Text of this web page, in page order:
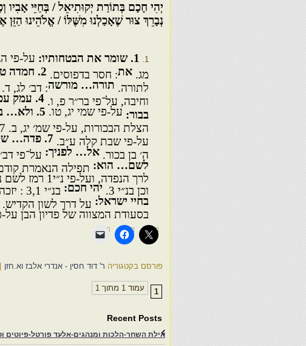
יְהִי חָכָם בְּתוֹרַת יְקוּתִיאֵל / בְּחַיֵּי אָבִיו
נְבָרֵךְ צוּר שֶׁאָכַלְנוּ מִשֶּׁלּוֹ / אֱלֹהֵינוּ הַזֵּן
1. שומר את הבטחותיו: על-פי
מג. את: חסר בדפוסים. 2. חמדה טובה קדושה
לתורה. תורה… מורשה: דב׳ לג, ד. 3.
וחיבה, על־פי בר״ר פ, ו. 4. עמק עכור:
בבור: על-פי שמי יג, טו. 5. ולא… בתינו
הצלת הבכורות, על-פי שמ׳ יג, ב. 7.
על-פי שבת קלה ע״ב. 7. פדה… שקלים:
ה׳ בן בכור. אל… לפניך: על־פי דב׳
לשם… הוא: תפילה הנאמרת קודם
לרך הנפדה,
וכן בנ״י 3.
יהי חכם: בנ״י 3,1 : יזכה ללמוד.
בחיי ישראל: על דרך לשון הקדיש. 12.
בסעודת המצווה של פדיון הבן על-
פורסם בקטגוריה ר' דוד חסין - אנדרי אלבז וא.חזן
עמוד 1 מתוך 1 1
Recent Posts
אילת השחר-הלכות ומנהגים-אלעד פורטל-פיוטים